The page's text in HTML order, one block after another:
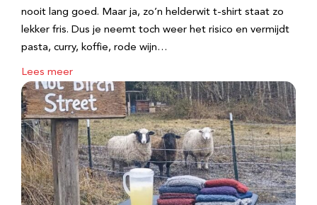
nooit lang goed. Maar ja, zo’n helderwit t-shirt staat zo
lekker fris. Dus je neemt toch weer het risico en vermijdt
pasta, curry, koffie, rode wijn…
Lees meer